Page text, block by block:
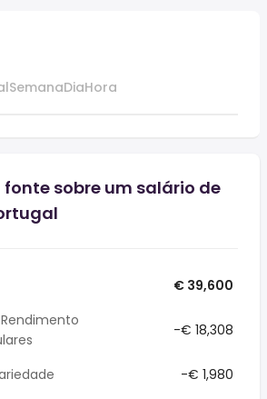
SemanaDiaHora
fonte sobre um salário de
€ 39,600
-€ 18,308
-€ 1,980